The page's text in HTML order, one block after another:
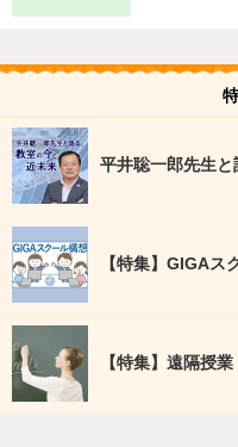
平井聡一郎先生
【特集】GIGAス
【特集】遠隔授業